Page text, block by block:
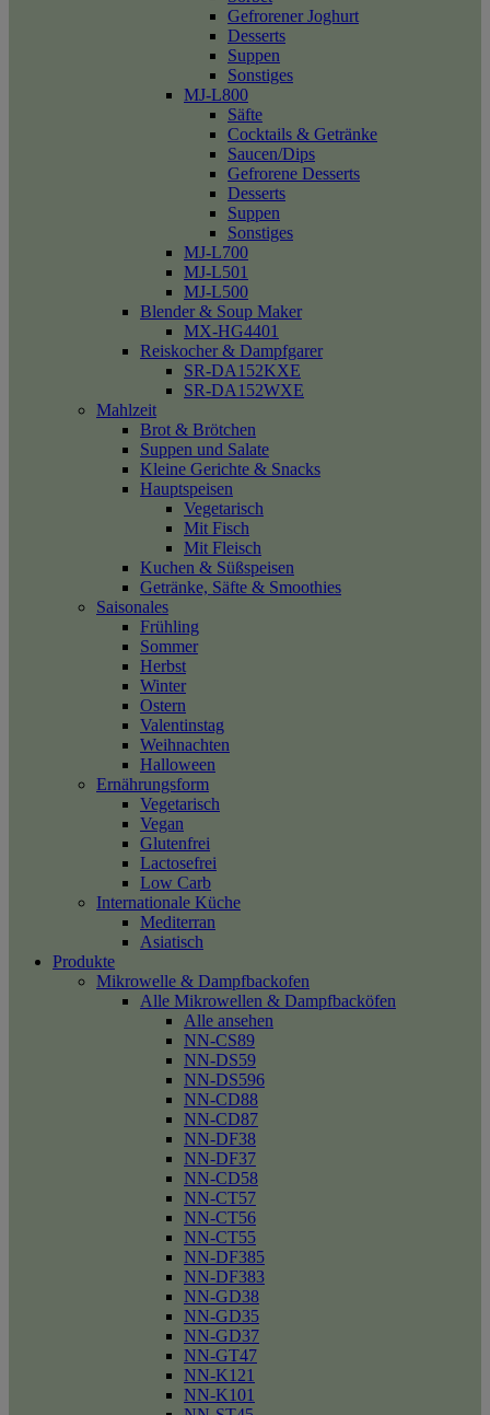
Gefrorener Joghurt
Desserts
Suppen
Sonstiges
MJ-L800
Säfte
Cocktails & Getränke
Saucen/Dips
Gefrorene Desserts
Desserts
Suppen
Sonstiges
MJ-L700
MJ-L501
MJ-L500
Blender & Soup Maker
MX-HG4401
Reiskocher & Dampfgarer
SR-DA152KXE
SR-DA152WXE
Mahlzeit
Brot & Brötchen
Suppen und Salate
Kleine Gerichte & Snacks
Hauptspeisen
Vegetarisch
Mit Fisch
Mit Fleisch
Kuchen & Süßspeisen
Getränke, Säfte & Smoothies
Saisonales
Frühling
Sommer
Herbst
Winter
Ostern
Valentinstag
Weihnachten
Halloween
Ernährungsform
Vegetarisch
Vegan
Glutenfrei
Lactosefrei
Low Carb
Internationale Küche
Mediterran
Asiatisch
Produkte
Mikrowelle & Dampfbackofen
Alle Mikrowellen & Dampfbacköfen
Alle ansehen
NN-CS89
NN-DS59
NN-DS596
NN-CD88
NN-CD87
NN-DF38
NN-DF37
NN-CD58
NN-CT57
NN-CT56
NN-CT55
NN-DF385
NN-DF383
NN-GD38
NN-GD35
NN-GD37
NN-GT47
NN-K121
NN-K101